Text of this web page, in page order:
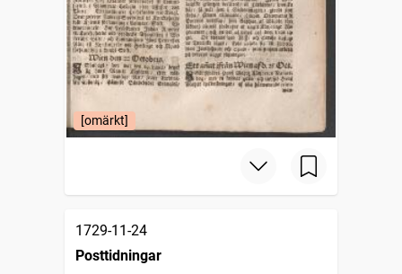
[omärkt]
1729-11-24
Posttidningar